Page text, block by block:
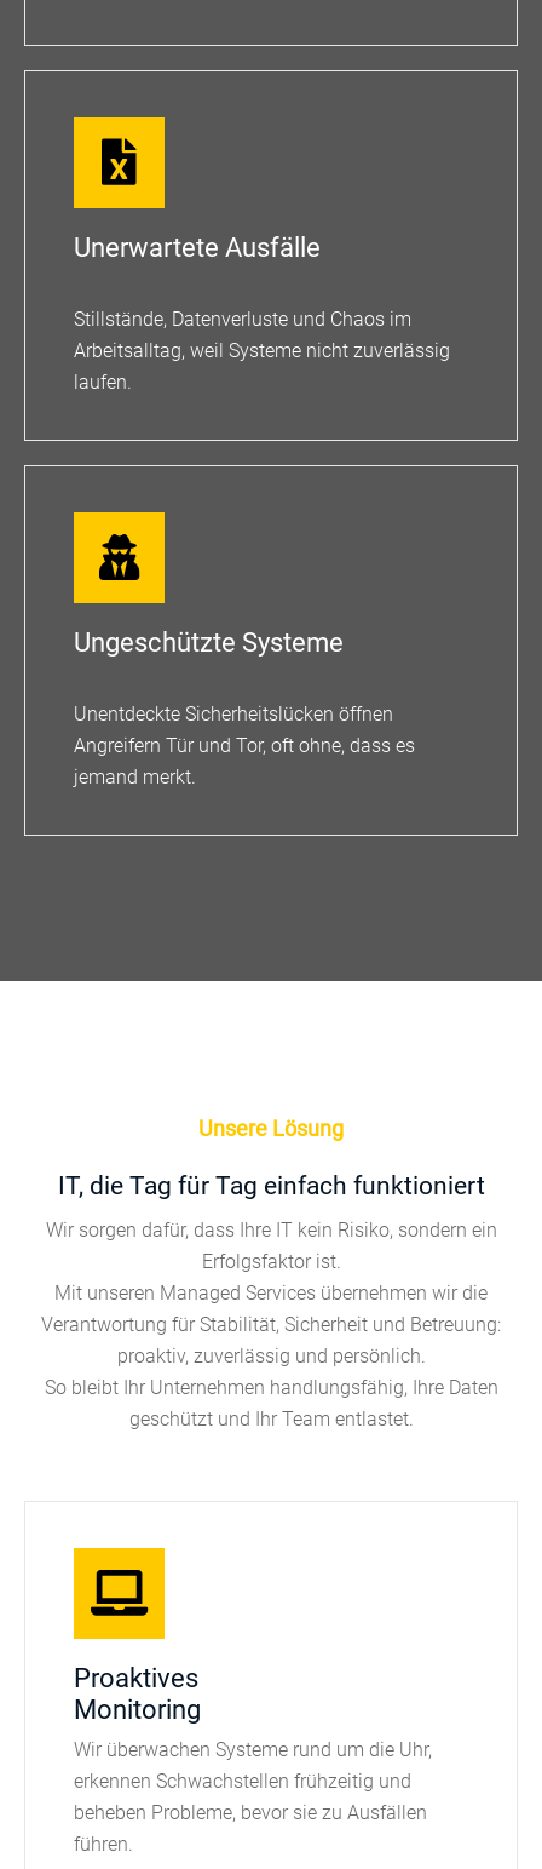
Unerwartete Ausfälle
Stillstände, Datenverluste und Chaos im
Arbeitsalltag, weil Systeme nicht zuverlässig
laufen.
Ungeschützte Systeme
Unentdeckte Sicherheitslücken öffnen
Angreifern Tür und Tor, oft ohne, dass es
jemand merkt.
Unsere Lösung
IT, die Tag für Tag einfach funktioniert
Wir sorgen dafür, dass Ihre IT kein Risiko, sondern ein
Erfolgsfaktor ist.
Mit unseren Managed Services übernehmen wir die
Verantwortung für Stabilität, Sicherheit und Betreuung:
proaktiv, zuverlässig und persönlich.
So bleibt Ihr Unternehmen handlungsfähig, Ihre Daten
geschützt und Ihr Team entlastet.
Proaktives
Monitoring
Wir überwachen Systeme rund um die Uhr,
erkennen Schwachstellen frühzeitig und
beheben Probleme, bevor sie zu Ausfällen
führen.